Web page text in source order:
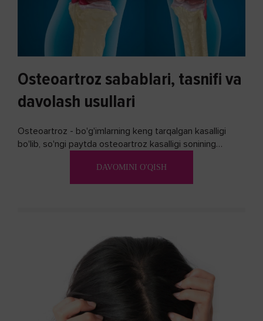
Osteoartroz sabablari, tasnifi va
davolash usullari
Osteoartroz - bo'g'imlarning keng tarqalgan kasalligi
bo'lib, so'ngi paytda osteoartroz kasalligi sonining
DAVOMINI O'QISH